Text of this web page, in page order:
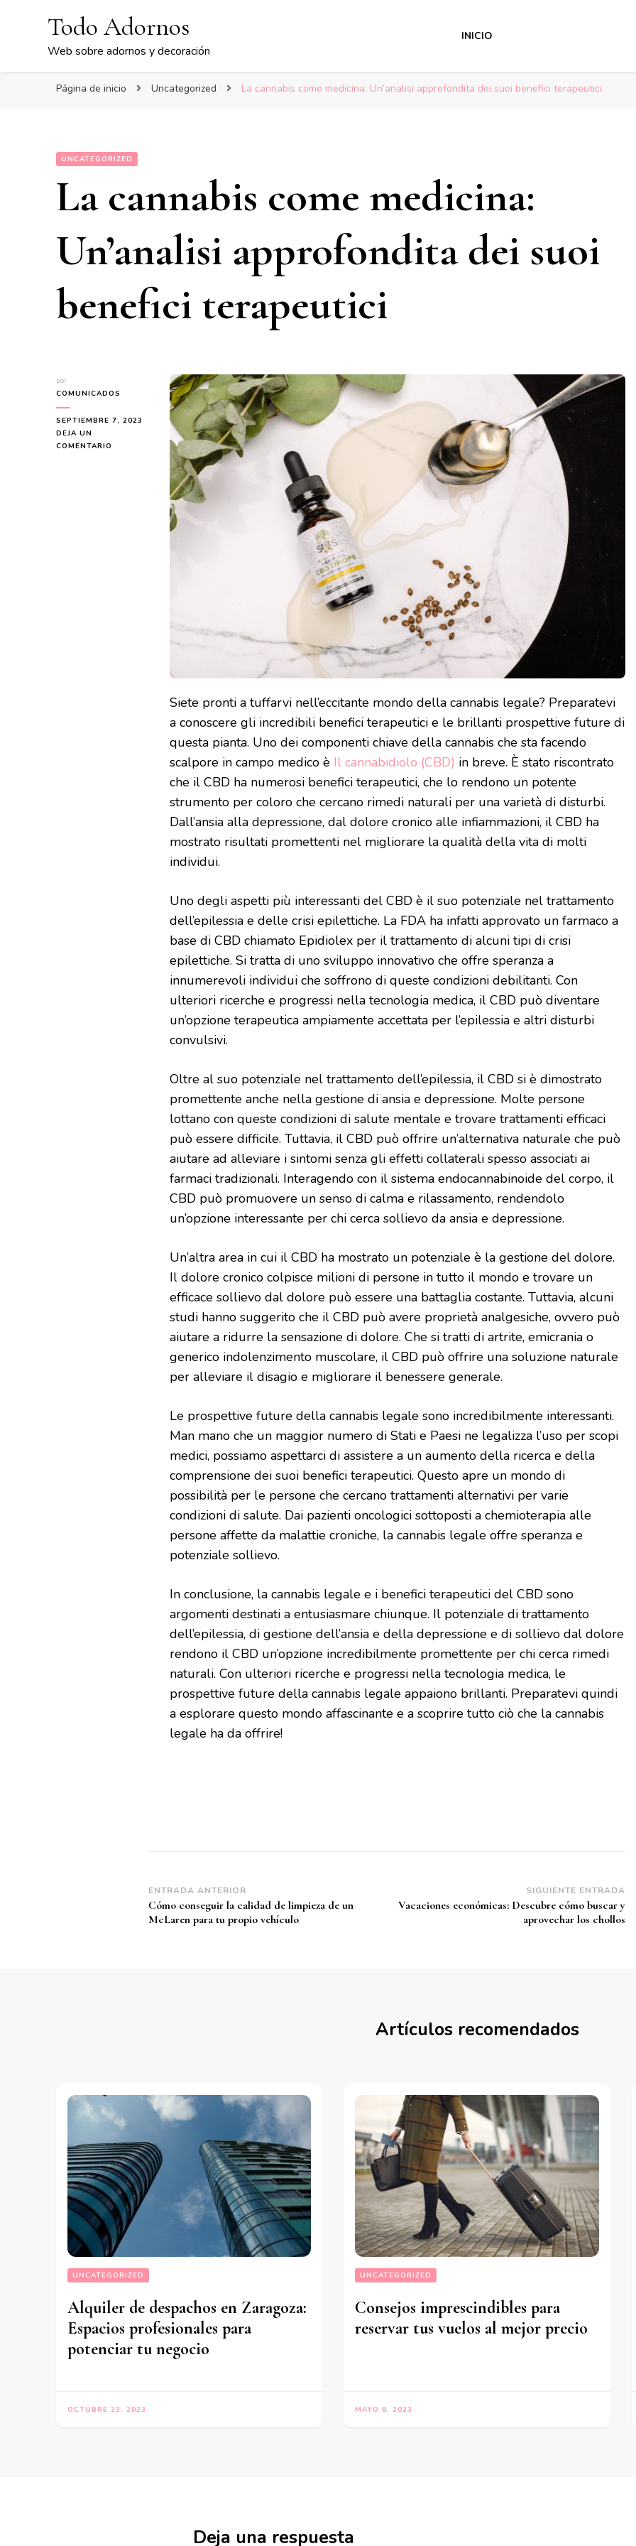
Todo Adornos
Web sobre adornos y decoración
INICIO
Página de inicio Uncategorized La cannabis come medicina: Un’analisi approfondita dei suoi benefici terapeutici
UNCATEGORIZED
La cannabis come medicina:
Un’analisi approfondita dei suoi
benefici terapeutici
por
COMUNICADOS
SEPTIEMBRE 7, 2023
DEJA UN
COMENTARIO
APPROFONDITA
Siete pronti a tuffarvi nell’eccitante mondo della cannabis legale? Preparatevi
a conoscere gli incredibili benefici terapeutici e le brillanti prospettive future di
questa pianta. Uno dei componenti chiave della cannabis che sta facendo
scalpore in campo medico è Il cannabidiolo (CBD) in breve. È stato riscontrato
che il CBD ha numerosi benefici terapeutici, che lo rendono un potente
strumento per coloro che cercano rimedi naturali per una varietà di disturbi.
Dall’ansia alla depressione, dal dolore cronico alle infiammazioni, il CBD ha
mostrato risultati promettenti nel migliorare la qualità della vita di molti
individui.
Uno degli aspetti più interessanti del CBD è il suo potenziale nel trattamento
dell’epilessia e delle crisi epilettiche. La FDA ha infatti approvato un farmaco a
base di CBD chiamato Epidiolex per il trattamento di alcuni tipi di crisi
epilettiche. Si tratta di uno sviluppo innovativo che offre speranza a
innumerevoli individui che soffrono di queste condizioni debilitanti. Con
ulteriori ricerche e progressi nella tecnologia medica, il CBD può diventare
un’opzione terapeutica ampiamente accettata per l’epilessia e altri disturbi
convulsivi.
Oltre al suo potenziale nel trattamento dell’epilessia, il CBD si è dimostrato
promettente anche nella gestione di ansia e depressione. Molte persone
lottano con queste condizioni di salute mentale e trovare trattamenti efficaci
può essere difficile. Tuttavia, il CBD può offrire un’alternativa naturale che può
aiutare ad alleviare i sintomi senza gli effetti collaterali spesso associati ai
farmaci tradizionali. Interagendo con il sistema endocannabinoide del corpo, il
CBD può promuovere un senso di calma e rilassamento, rendendolo
un’opzione interessante per chi cerca sollievo da ansia e depressione.
Un’altra area in cui il CBD ha mostrato un potenziale è la gestione del dolore.
Il dolore cronico colpisce milioni di persone in tutto il mondo e trovare un
efficace sollievo dal dolore può essere una battaglia costante. Tuttavia, alcuni
studi hanno suggerito che il CBD può avere proprietà analgesiche, ovvero può
aiutare a ridurre la sensazione di dolore. Che si tratti di artrite, emicrania o
generico indolenzimento muscolare, il CBD può offrire una soluzione naturale
per alleviare il disagio e migliorare il benessere generale.
Le prospettive future della cannabis legale sono incredibilmente interessanti.
Man mano che un maggior numero di Stati e Paesi ne legalizza l’uso per scopi
medici, possiamo aspettarci di assistere a un aumento della ricerca e della
comprensione dei suoi benefici terapeutici. Questo apre un mondo di
possibilità per le persone che cercano trattamenti alternativi per varie
condizioni di salute. Dai pazienti oncologici sottoposti a chemioterapia alle
persone affette da malattie croniche, la cannabis legale offre speranza e
potenziale sollievo.
In conclusione, la cannabis legale e i benefici terapeutici del CBD sono
argomenti destinati a entusiasmare chiunque. Il potenziale di trattamento
dell’epilessia, di gestione dell’ansia e della depressione e di sollievo dal dolore
rendono il CBD un’opzione incredibilmente promettente per chi cerca rimedi
naturali. Con ulteriori ricerche e progressi nella tecnologia medica, le
prospettive future della cannabis legale appaiono brillanti. Preparatevi quindi
a esplorare questo mondo affascinante e a scoprire tutto ciò che la cannabis
legale ha da offrire!
Navegación
de
entradas
ENTRADA ANTERIOR
Cómo conseguir la calidad de limpieza de un
McLaren para tu propio vehículo
SIGUIENTE ENTRADA
Vacaciones económicas: Descubre cómo buscar y
aprovechar los chollos
Artículos recomendados
UNCATEGORIZED
Alquiler de despachos en Zaragoza:
Espacios profesionales para
potenciar tu negocio
OCTUBRE 23, 2023
UNCATEGORIZED
Consejos imprescindibles para
reservar tus vuelos al mejor precio
MAYO 8, 2023
Deja una respuesta